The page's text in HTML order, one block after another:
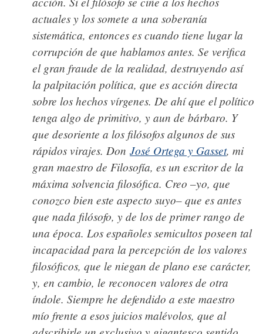
actuales y los somete a una soberanía
sistemática, entonces es cuando tiene lugar la
corrupción de que hablamos antes. Se verifica
el gran fraude de la realidad, destruyendo así
la palpitación política, que es acción directa
sobre los hechos vírgenes. De ahí que el político
tenga algo de primitivo, y aun de bárbaro. Y
que desoriente a los filósofos algunos de sus
rápidos virajes. Don José Ortega y Gasset, mi
gran maestro de Filosofía, es un escritor de la
máxima solvencia filosófica. Creo –yo, que
conozco bien este aspecto suyo– que es antes
que nada filósofo, y de los de primer rango de
una época. Los españoles semicultos poseen tal
incapacidad para la percepción de los valores
filosóficos, que le niegan de plano ese carácter,
y, en cambio, le reconocen valores de otra
índole. Siempre he defendido a este maestro
mío frente a esos juicios malévolos, que al